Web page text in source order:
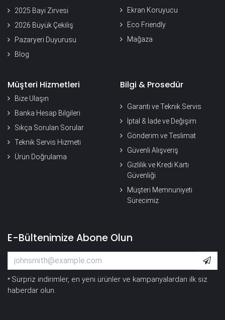
2025 Bayi Zirvesi
2026 Büyük Çekiliş
Pazaryeri Duyurusu
Blog
Ekran Koruyucu
Eco Friendly
Mağaza
Müşteri Hizmetleri
Bize Ulaşın
Banka Hesap Bilgileri
Sıkça Sorulan Sorular
Teknik Servis Hizmeti
Ürün Doğrulama
Bilgi & Prosedür
Garanti ve Teknik Servis
İptal & İade ve Değişim
Gönderim ve Teslimat
Güvenli Alışveriş
Gizlilik ve Kredi Kartı
Güvenliği
Müşteri Memnuniyeti
Sürecimiz
E-Bültenimize Abone Olun
* Sürpriz indirimler, en yeni ürünler ve kampanyalardan ilk siz
haberdar olun.